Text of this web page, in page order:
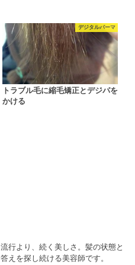
デジタルパーマ
トラブル毛に縮毛矯正とデジパを
かける
行より、続く美しさ。髪の状態と
えを探し続ける美容師です。